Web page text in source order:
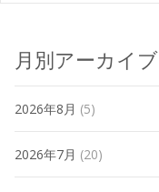
月別アーカイブ
2026年8月 (5)
2026年7月 (20)